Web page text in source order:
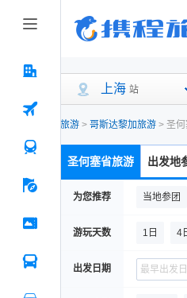
上海 站
旅游 > 哥斯达黎加旅游 > 圣
圣何塞省旅游 出发地
为您推荐 当地参团
游玩天数 1日 4
出发日期